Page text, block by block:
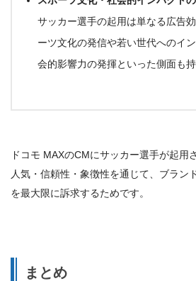
サッカー選手の起用は単なる広告
ーツ文化の発信や若い世代へのイ
会的影響力の発揮といった側面も持
ドコモ MAXのCMにサッカー選手が起用
人気・信頼性・象徴性を通じて、ブラン
を最大限に訴求するためです。
まとめ